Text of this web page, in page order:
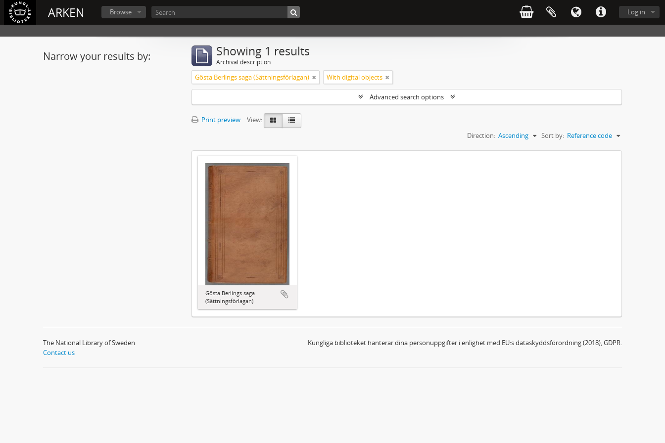
ARKEN Log in
Browse
Narrow your results by: Showing 1 results
Archival description
Gösta Berlings saga (Sättningsförlagan) With digital objects
Advanced search options
Print preview
View:
Sort by: Reference code
Direction: Ascending
Gösta Berlings saga
(Sättningsförlagan)
The National Library of Sweden
Contact us
Kungliga biblioteket hanterar dina personuppgifter i enlighet med EU:s dataskyddsförordning (2018), GDPR.